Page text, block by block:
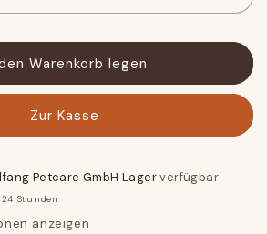
Warenkorb legen
Zur Kasse
Petcare GmbH Lagerverfügbar
Stunden
anzeigen